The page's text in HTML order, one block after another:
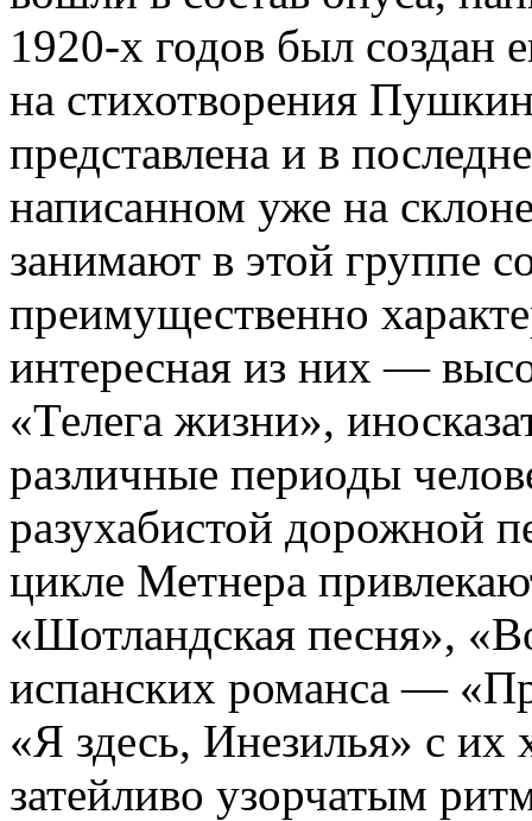
1920-х годов был
на стихотворения
представлена и в
написанном уже на
занимают в этой группе
преимущественно
интересная из них —
«Телега жизни»,
различные периоды
разухабистой дорожной
цикле Метнера
«Шотландская песня»,
испанских романса —
«Я здесь, Инезилья» с
затейливо узорчатым